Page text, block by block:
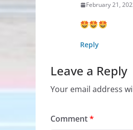
February 21,
Reply
Leave a Reply
Your email address
Comment*